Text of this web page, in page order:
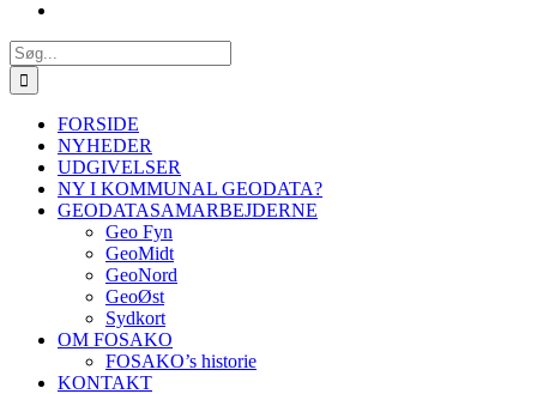
Søg
efter:
FORSIDE
NYHEDER
UDGIVELSER
NY I KOMMUNAL GEODATA?
GEODATASAMARBEJDERNE
Geo Fyn
GeoMidt
GeoNord
GeoØst
Sydkort
OM FOSAKO
FOSAKO’s historie
KONTAKT